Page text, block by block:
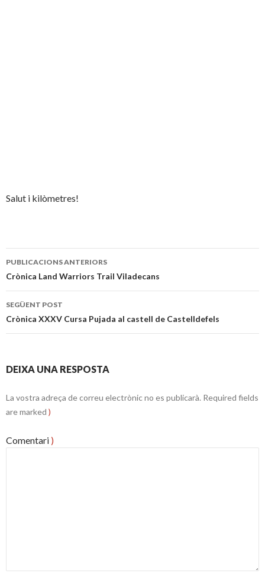
Salut i kilòmetres!
Publiqui
navegació
PUBLICACIONS ANTERIORS
Crònica Land Warriors Trail Viladecans
SEGÜENT POST
Crònica XXXV Cursa Pujada al castell de Castelldefels
DEIXA UNA RESPOSTA
La vostra adreça de correu electrònic no es publicarà. Required fields
are marked )
Comentari )